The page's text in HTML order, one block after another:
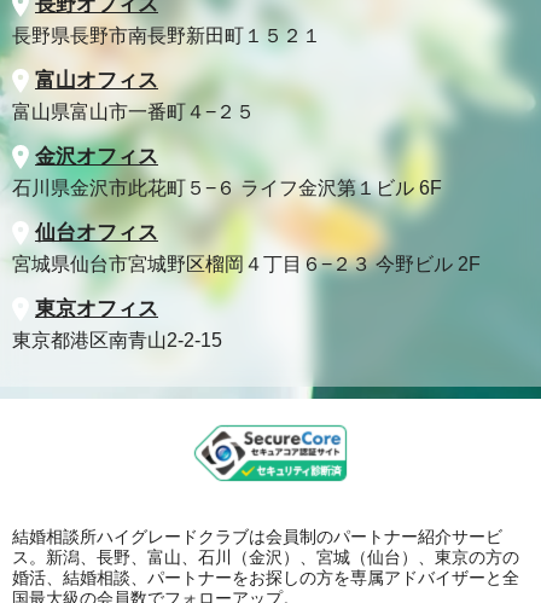
長野県長野市南長野新田町１５２１
富山オフィス
富山県富山市一番町４−２５
金沢オフィス
石川県金沢市此花町５−６ ライフ金沢第１ビル 6F
仙台オフィス
宮城県仙台市宮城野区榴岡４丁目６−２３ 今野ビル 2F
東京オフィス
東京都港区南青山2-2-15
結婚相談所ハイグレードクラブは会員制のパートナー紹介サービ
ス。新潟、長野、富山、石川（金沢）、宮城（仙台）、東京の方の
婚活、結婚相談、パートナーをお探しの方を専属アドバイザーと全
国最大級の会員数でフォローアップ。